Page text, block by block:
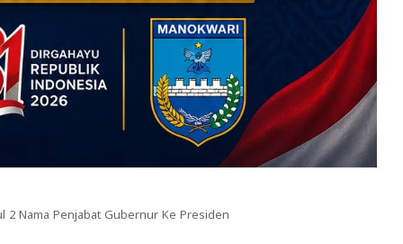
2 Nama Penjabat Gubernur Ke Presiden